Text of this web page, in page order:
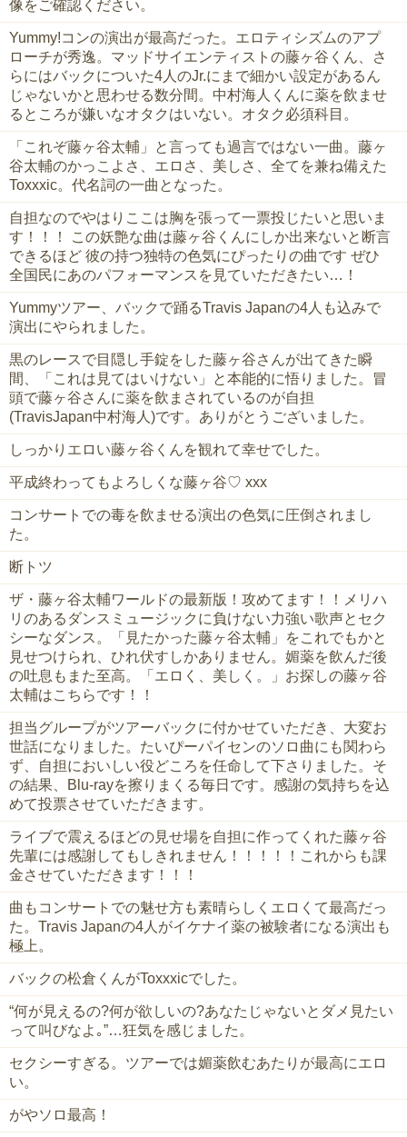
像をご確認ください。
Yummy!コンの演出が最高だった。エロティシズムのアプ
ローチが秀逸。マッドサイエンティストの藤ヶ谷くん、さ
らにはバックについた4人のJr.にまで細かい設定があるん
じゃないかと思わせる数分間。中村海人くんに薬を飲ませ
るところが嫌いなオタクはいない。オタク必須科目。
「これぞ藤ヶ谷太輔」と言っても過言ではない一曲。藤ヶ
谷太輔のかっこよさ、エロさ、美しさ、全てを兼ね備えた
Toxxxic。代名詞の一曲となった。
自担なのでやはりここは胸を張って一票投じたいと思いま
す！！！ この妖艶な曲は藤ヶ谷くんにしか出来ないと断言
できるほど 彼の持つ独特の色気にぴったりの曲です ぜひ
全国民にあのパフォーマンスを見ていただきたい…！
Yummyツアー、バックで踊るTravis Japanの4人も込みで
演出にやられました。
黒のレースで目隠し手錠をした藤ヶ谷さんが出てきた瞬
間、「これは見てはいけない」と本能的に悟りました。冒
頭で藤ヶ谷さんに薬を飲まされているのが自担
(TravisJapan中村海人)です。ありがとうございました。
しっかりエロい藤ヶ谷くんを観れて幸せでした。
平成終わってもよろしくな藤ヶ谷♡ xxx
コンサートでの毒を飲ませる演出の色気に圧倒されまし
た。
断トツ
ザ・藤ヶ谷太輔ワールドの最新版！攻めてます！！メリハ
リのあるダンスミュージックに負けない力強い歌声とセク
シーなダンス。「見たかった藤ヶ谷太輔」をこれでもかと
見せつけられ、ひれ伏すしかありません。媚薬を飲んだ後
の吐息もまた至高。「エロく、美しく。」お探しの藤ヶ谷
太輔はこちらです！！
担当グループがツアーバックに付かせていただき、大変お
世話になりました。たいぴーパイセンのソロ曲にも関わら
ず、自担においしい役どころを任命して下さりました。そ
の結果、Blu-rayを擦りまくる毎日です。感謝の気持ちを込
めて投票させていただきます。
ライブで震えるほどの見せ場を自担に作ってくれた藤ヶ谷
先輩には感謝してもしきれません！！！！！これからも課
金させていただきます！！！
曲もコンサートでの魅せ方も素晴らしくエロくて最高だっ
た。Travis Japanの4人がイケナイ薬の被験者になる演出も
極上。
バックの松倉くんがToxxxicでした。
“何が見えるの?何が欲しいの?あなたじゃないとダメ見たい
って叫びなよ｡”…狂気を感じました。
セクシーすぎる。ツアーでは媚薬飲むあたりが最高にエロ
い。
がやソロ最高！